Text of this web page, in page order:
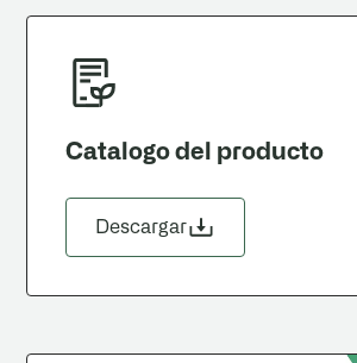
Catalogo del producto
Descargar